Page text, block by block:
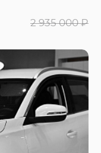
2 935 000 ₽